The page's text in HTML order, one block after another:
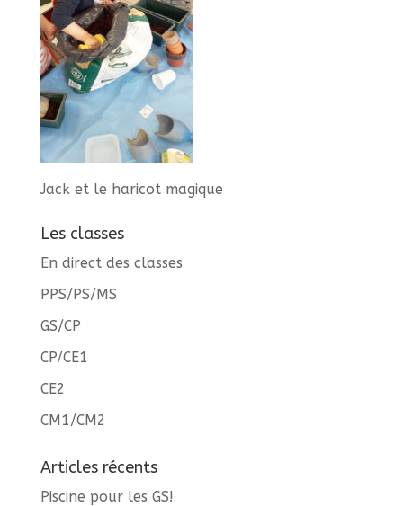
Jack et le haricot magique
Les classes
En direct des classes
PPS/PS/MS
GS/CP
CP/CE1
CE2
CM1/CM2
Articles récents
Piscine pour les GS!